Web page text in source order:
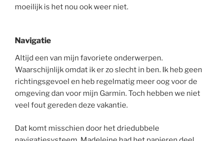
moeilijk is het nou ook weer niet.
Navigatie
Altijd een van mijn favoriete onderwerpen.
Waarschijnlijk omdat ik er zo slecht in ben. Ik heb geen
richtingsgevoel en heb regelmatig meer oog voor de
omgeving dan voor mijn Garmin. Toch hebben we niet
veel fout gereden deze vakantie.
Dat komt misschien door het driedubbele